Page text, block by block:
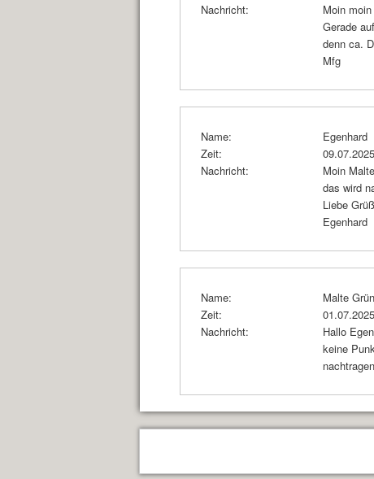
Nachricht:
Moin moin
Gerade
denn ca.
Mfg
Name:
Egenhard
Zeit:
Nachricht:
Moin
das wird
Liebe
Egenhard
Name:
Malte
Zeit:
Nachricht:
Hallo
keine